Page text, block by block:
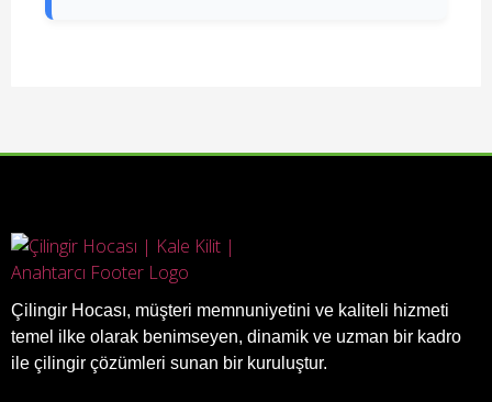
Çilingir Hocası, müşteri memnuniyetini ve kaliteli hizmeti
temel ilke olarak benimseyen, dinamik ve uzman bir kadro
ile çilingir çözümleri sunan bir kuruluştur.